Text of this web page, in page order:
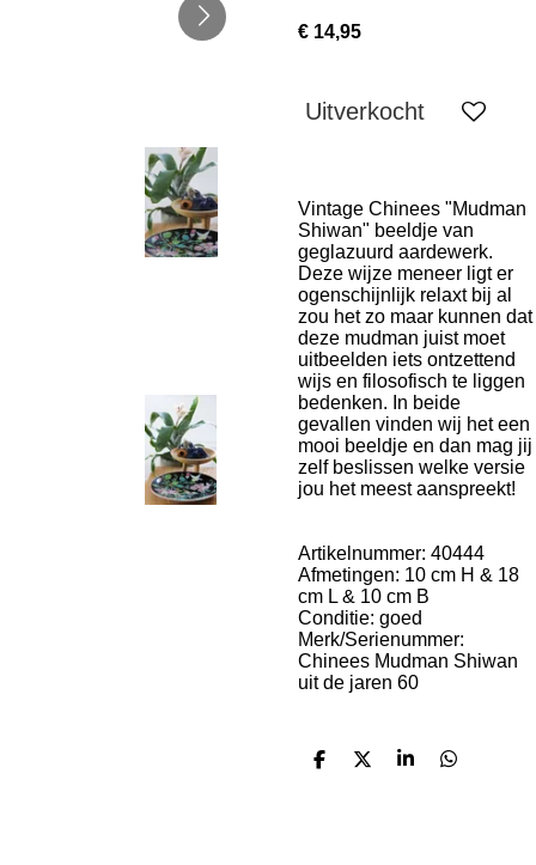
€ 14,95
Uitverkocht
Vintage Chinees "Mudman
Shiwan" beeldje van
geglazuurd aardewerk.
Deze wijze meneer ligt er
ogenschijnlijk relaxt bij al
zou het zo maar kunnen dat
deze mudman juist moet
uitbeelden iets ontzettend
wijs en filosofisch te liggen
bedenken. In beide
gevallen vinden wij het een
mooi beeldje en dan mag jij
zelf beslissen welke versie
jou het meest aanspreekt!
Artikelnummer: 40444
Afmetingen: 10 cm H & 18
cm L & 10 cm B
Conditie: goed
Merk/Serienummer:
Chinees Mudman Shiwan
uit de jaren 60
D
D
S
D